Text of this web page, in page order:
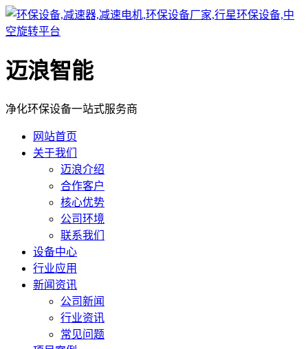
迈浪智能
净化环保设备一站式服务商
网站首页
关于我们
迈浪介绍
合作客户
核心优势
公司环境
联系我们
设备中心
行业应用
新闻资讯
公司新闻
行业资讯
常见问题